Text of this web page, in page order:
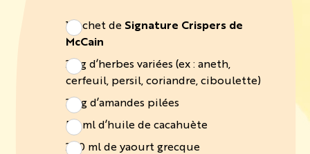
1 sachet de Signature Crispers de
McCain
25 g d’herbes variées (ex : aneth,
cerfeuil, persil, coriandre, ciboulette)
30 g d’amandes pilées
50 ml d’huile de cacahuète
200 ml de yaourt grecque